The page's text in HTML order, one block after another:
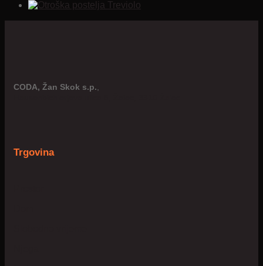
CODA, Žan Skok s.p.
Trgovina